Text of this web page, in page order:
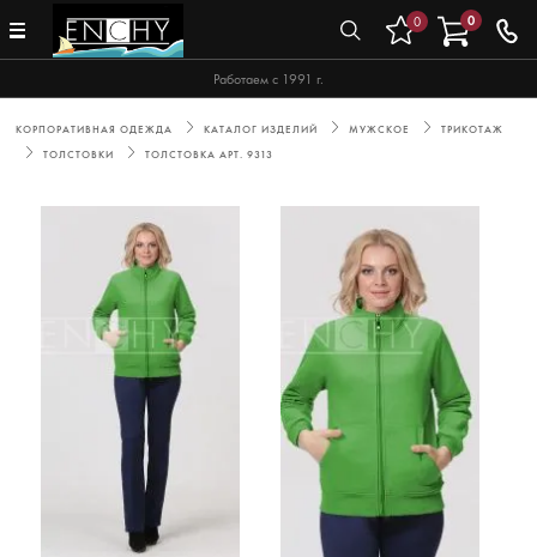
Работаем с 1991 г.
0 0
КОРПОРАТИВНАЯ ОДЕЖДА КАТАЛОГ ИЗДЕЛИЙ МУЖСКОЕ
ТРИКОТАЖ
ТОЛСТОВКИ
ТОЛСТОВКА АРТ. 9313